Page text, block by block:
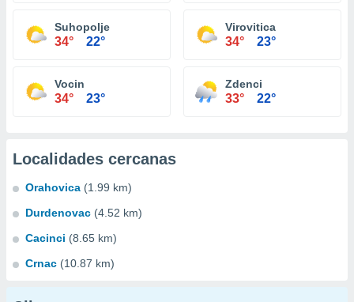
Suhopolje
34° 22°
Virovitica
34° 23°
Vocin
34° 23°
Zdenci
33° 22°
Localidades cercanas
Orahovica (1.99 km)
Durdenovac (4.52 km)
Cacinci (8.65 km)
Crnac (10.87 km)